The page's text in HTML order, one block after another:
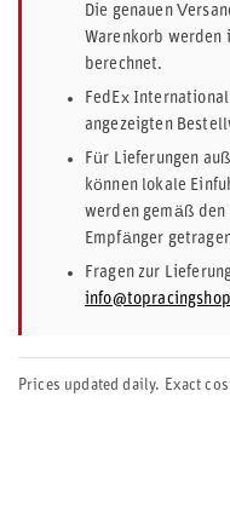
Die genauen
Warenkorb werden
berechnet.
FedEx
angezeigten
Für Lieferungen
können lokale
werden gemäß den
Empfänger
Fragen zur
Prices updated daily. Exact